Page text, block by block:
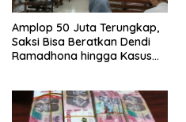
Amplop 50 Juta Terungkap,
Saksi Bisa Beratkan Dendi
Ramadhona hingga Kasus